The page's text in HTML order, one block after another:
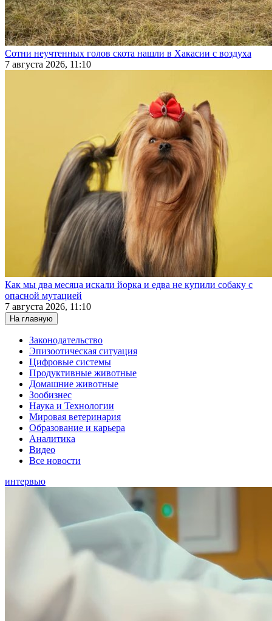
Сотни неучтенных голов скота нашли в Хакасии с воздуха
7 августа 2026, 11:10
Как мы два месяца искали йорка и едва не купили собаку с
опасной мутацией
7 августа 2026, 11:10
На главную
Законодательство
Эпизоотическая ситуация
Цифровые системы
Продуктивные животные
Домашние животные
Зообизнес
Наука и Технологии
Мировая ветеринария
Образование и карьера
Аналитика
Видео
Все новости
интервью